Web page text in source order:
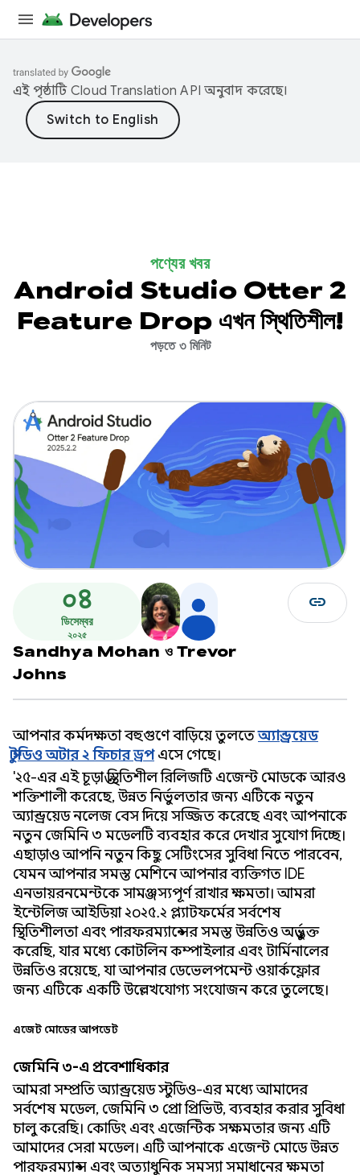
এই পৃষ্ঠাটি Cloud Translation API অনুবাদ করেছে।
পণ্যের খবর
Android Studio Otter 2
Feature Drop এখন স্থিতিশীল!
পড়তে ৩ মিনিট
০৪
ডিসেম্বর
২০২৫
Sandhya Mohan ও Trevor
Johns
link
আপনার কর্মদক্ষতা বহুগুণে বাড়িয়ে তুলতেঅ্যান্ড্রয়েড
স্টুডিও অটার ২ ফিচার ড্রপএসে গেছে।
'২৫-এর এই চূড়ান্ত স্থিতিশীল রিলিজটি এজেন্ট মোডকে আরও
শক্তিশালী করেছে, উন্নত নির্ভুলতার জন্য এটিকে নতুন
অ্যান্ড্রয়েড নলেজ বেস দিয়ে সজ্জিত করেছে এবং আপনাকে
নতুন জেমিনি ৩ মডেলটি ব্যবহার করে দেখার সুযোগ দিচ্ছে।
এছাড়াও আপনি নতুন কিছু সেটিংসের সুবিধা নিতে পারবেন,
যেমন আপনার সমস্ত মেশিনে আপনার ব্যক্তিগত IDE
এনভায়রনমেন্টকে সামঞ্জস্যপূর্ণ রাখার ক্ষমতা। আমরা
ইন্টেলিজ আইডিয়া ২০২৫.২ প্ল্যাটফর্মের সর্বশেষ
স্থিতিশীলতা এবং পারফরম্যান্সের সমস্ত উন্নতিও অন্তর্ভুক্ত
করেছি, যার মধ্যে কোটলিন কম্পাইলার এবং টার্মিনালের
উন্নতিও রয়েছে, যা আপনার ডেভেলপমেন্ট ওয়ার্কফ্লোর
জন্য এটিকে একটি উল্লেখযোগ্য সংযোজন করে তুলেছে।
এজেন্ট মোডের আপডেট
জেমিনি ৩-এ প্রবেশাধিকার
আমরা সম্প্রতি অ্যান্ড্রয়েড স্টুডিও-এর মধ্যে আমাদের
সর্বশেষ মডেল, জেমিনি ৩ প্রো প্রিভিউ, ব্যবহার করার সুবিধা
চালু করেছি। কোডিং এবং এজেন্টিক সক্ষমতার জন্য এটি
আমাদের সেরা মডেল। এটি আপনাকে এজেন্ট মোডে উন্নত
পারফরম্যান্স এবং অত্যাধুনিক সমস্যা সমাধানের ক্ষমতা